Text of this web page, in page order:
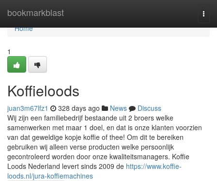
bookmarkblast
Home
Home
1
Koffieloods
juan3m67lfz1 328 days ago News
Discuss
Wij zijn een familiebedrijf bestaande uit 2 broers welke
samenwerken met maar 1 doel, en dat is onze klanten voorzien
van dat geweldige kopje koffie of thee! Om dit te bereiken
gebruiken wij alleen verse producten welke persoonlijk
gecontroleerd worden door onze kwaliteitsmanagers. Koffie
Loods Nederland levert sinds 2009 de https://www.koffie-
loods.nl/jura-koffiemachines